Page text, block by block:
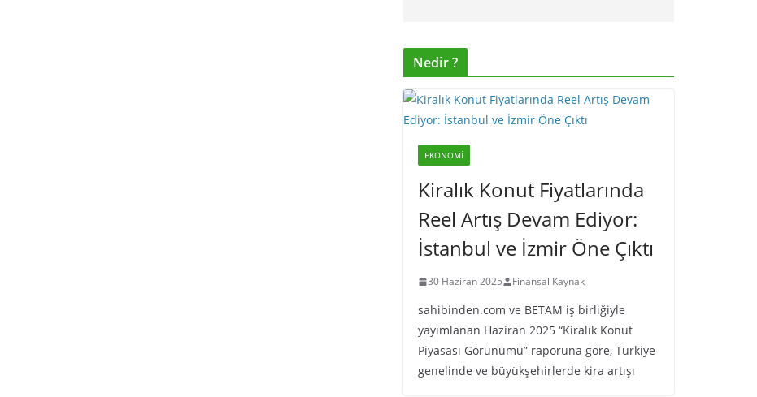
Nedir ?
EKONOMI
Kiralık Konut Fiyatlarında
Reel Artış Devam Ediyor:
İstanbul ve İzmir Öne Çıktı
30 Haziran 2025 Finansal Kaynak
sahibinden.com ve BETAM iş birliğiyle
yayımlanan Haziran 2025 “Kiralık Konut
Piyasası Görünümü” raporuna göre, Türkiye
genelinde ve büyükşehirlerde kira artışı